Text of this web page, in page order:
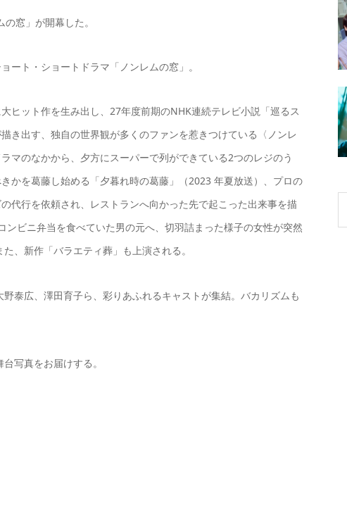
窓」が開幕した。
ート・ショートドラマ「ノンレムの窓」。
ヒット作を生み出し、27年度前期のNHK連続テレビ小説「巡るス
き出す、独自の世界観が多くのファンを惹きつけている〈ノンレ
マのなかから、夕方にスーパーで列ができている2つのレジのう
かを葛藤し始める「夕暮れ時の葛藤」（2023 年夏放送）、プロの
代行を依頼され、レストランへ向かった先で起こった出来事を描
ビニ弁当を食べていた男の元へ、切羽詰まった様子の女性が突然
、新作「バラエティ葬」も上演される。
泰広、澤田育子ら、彩りあふれるキャストが集結。バカリズムも
写真をお届けする。